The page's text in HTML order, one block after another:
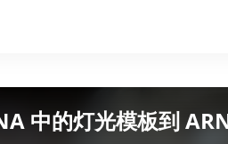
中的灯光模板到